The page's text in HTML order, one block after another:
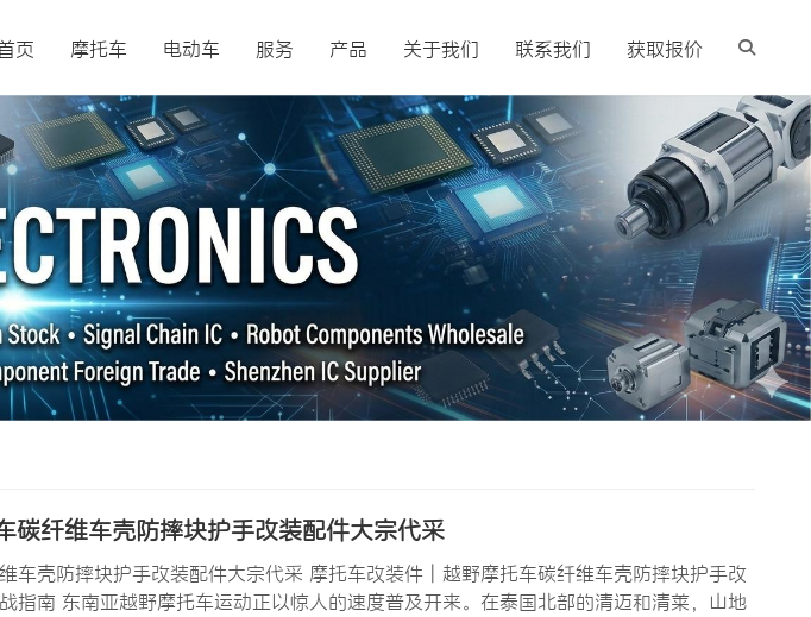
页 摩托车 电动车 服务 产品 关于我们 联系我们 获取报价
碳纤维车壳防摔块护手改装配件大宗代采
车壳防摔块护手改装配件大宗代采 摩托车改装件 | 越野摩托车碳纤维车壳防摔块护手改
指南 东南亚越野摩托车运动正以惊人的速度普及开来。在泰国北部的清迈和清莱，山地